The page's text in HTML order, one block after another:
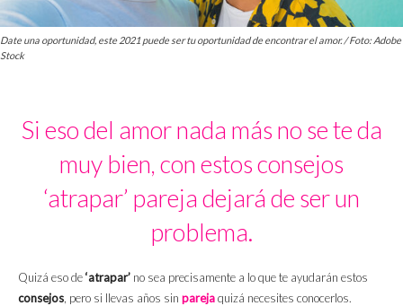
Date una oportunidad, este 2021 puede ser tu oportunidad de encontrar el amor. / Foto: Adobe
Stock
Si eso del amor nada más no se te da
muy bien, con estos consejos
‘atrapar’ pareja dejará de ser un
problema.
Quizá eso de‘atrapar’ no sea precisamente a lo que te ayudarán estos
consejos , pero si llevas años sin parejaquizá necesites conocerlos.